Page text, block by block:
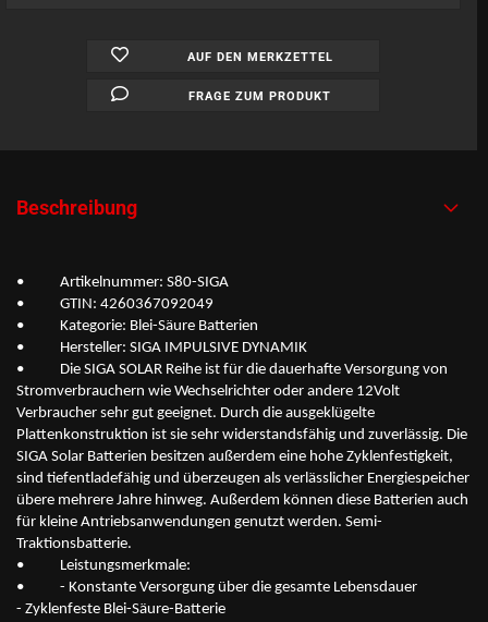
AUF DEN MERKZETTEL
FRAGE ZUM PRODUKT
Beschreibung
• Artikelnummer: S80-SIGA
• GTIN: 4260367092049
• Kategorie: Blei-Säure Batterien
• Hersteller: SIGA IMPULSIVE DYNAMIK
• Die SIGA SOLAR Reihe ist für die dauerhafte Versorgung von
Stromverbrauchern wie Wechselrichter oder andere 12Volt
Verbraucher sehr gut geeignet. Durch die ausgeklügelte
Plattenkonstruktion ist sie sehr widerstandsfähig und zuverlässig. Die
SIGA Solar Batterien besitzen außerdem eine hohe Zyklenfestigkeit,
sind tiefentladefähig und überzeugen als verlässlicher Energiespeicher
übere mehrere Jahre hinweg. Außerdem können diese Batterien auch
für kleine Antriebsanwendungen genutzt werden. Semi-
Traktionsbatterie.
• Leistungsmerkmale:
• - Konstante Versorgung über die gesamte Lebensdauer
- Zyklenfeste Blei-Säure-Batterie